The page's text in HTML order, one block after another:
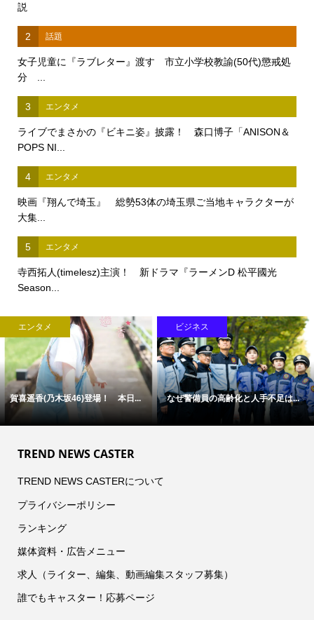
説
2 話題
女子児童に『ラブレター』渡す 市立小学校教諭(50代)懲戒処
分 ...
3 エンタメ
ライブでまさかの『ビキニ姿』披露！ 森口博子「ANISON＆
POPS NI...
4 エンタメ
映画『翔んで埼玉』 総勢53体の埼玉県ご当地キャラクターが
大集...
5 エンタメ
寺西拓人(timelesz)主演！ 新ドラマ『ラーメンD 松平國光
Season...
エンタメ
賀喜遥香(乃木坂46)登場！ 本日...
ビジネス
なぜ警備員の高齢化と人手不足は...
TREND NEWS CASTER
TREND NEWS CASTERについて
プライバシーポリシー
ランキング
媒体資料・広告メニュー
求人（ライター、編集、動画編集スタッフ募集）
誰でもキャスター！応募ページ